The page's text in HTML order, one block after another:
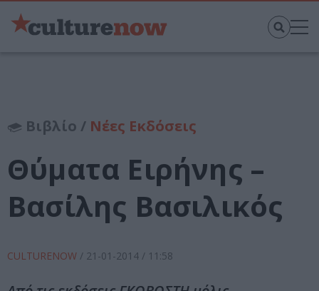
Βιβλίο / Νέες Εκδόσεις
Θύματα Ειρήνης –
Βασίλης Βασιλικός
CULTURENOW / 21-01-2014 / 11:58